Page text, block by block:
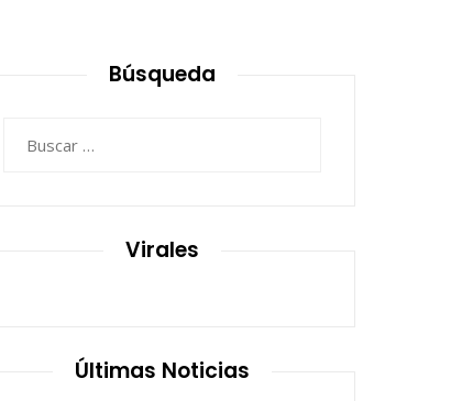
Búsqueda
Virales
Últimas Noticias